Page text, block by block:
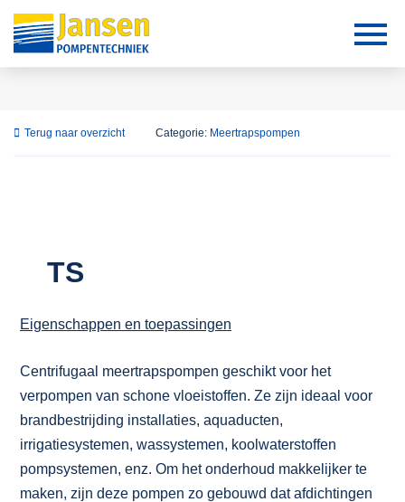
Terug naar overzicht Categorie: Meertrapspompen
TS
Eigenschappen en toepassingen
Centrifugaal meertrapspompen geschikt voor het
verpompen van schone vloeistoffen. Ze zijn ideaal voor
brandbestrijding installaties, aquaducten,
irrigatiesystemen, wassystemen, koolwaterstoffen
pompsystemen, enz. Om het onderhoud makkelijker te
maken, zijn deze pompen zo gebouwd dat afdichtingen